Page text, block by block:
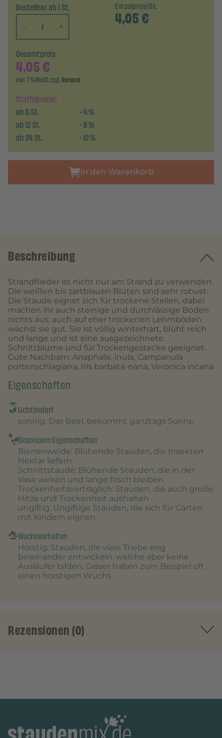
Bestellbar ab 1 St.
-
+
Einzelpreis/St.
4,05€
Staffelpreise:
ab6St. -4%
ab12St. -8%
ab24St. -12%
Gesamtpreis
4,05€
inkl. 7 % MwSt. zzgl.Versand
In den Warenkorb
Beschreibung
Strandflieder ist nicht nur am Strand zu verwenden.
Die weißen bis zartblauen Blüten sind sehr robust.
Die Staude eignet sich für trockene Stellen, dabei
machen ihr auch steinige und durchlässige Böden
nichts aus, auch auf eher trockenen Lehmböden
wächst sie gut. Sie ist völlig winterhart, blüht reich
und lange und ist eine ausgezeichnete
Schnittblume und für Trockengestecke geeignet.
Gute Nachbarn: Anaphalis, inula, Campanula
portenschlagiana, Iris barbata-nana, Veronica incana
Eigenschaften
Lichtbedarf
sonnig: Das Beet bekommt ganztags Sonne.
Besondere Eigenschaften
Bienenweide: Blühende Stauden, die Insekten
Nektar liefern
Schnittstaude: Blühende Stauden, die in der
Vase wirken und lange frisch bleiben
Trockenheitsverträglich: Stauden, die auch große
Hitze und Trockenheit aushalten
ungiftig: Ungiftige Stauden, die sich für Gärten
mit Kindern eignen
Wuchsverhalten
Horstig: Stauden, die viele Triebe eng
beieinander entwickeln, welche aber keine
Ausläufer bilden. Gräser haben zum Beispiel oft
einen horstigen Wuchs.
Rezensionen (0)